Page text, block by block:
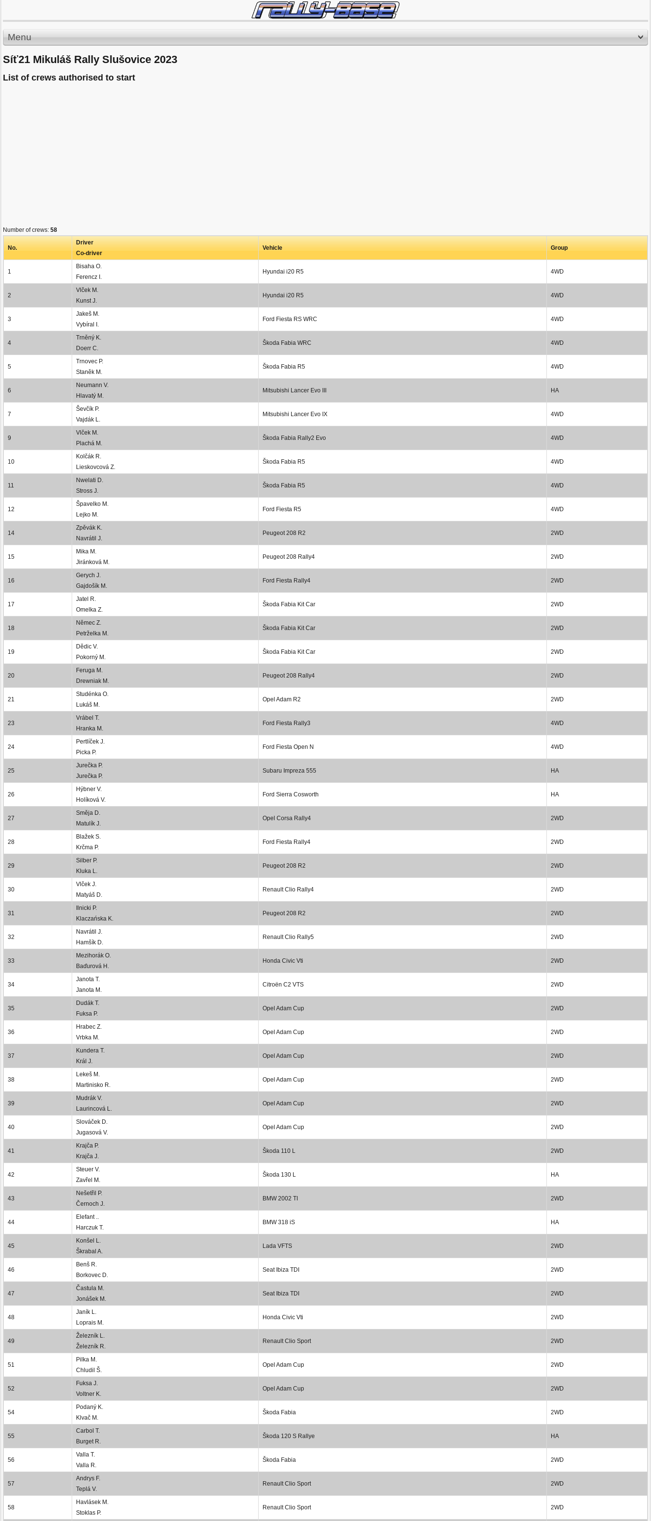
Menu
Síť21 Mikuláš Rally Slušovice 2023
List of crews authorised to start
Number of crews: 58
No.
Driver
Co-driver
Vehicle Group
1
Bisaha O.
Ferencz I.
Hyundai i20 R5 4WD
2
Vlček M.
Kunst J.
Hyundai i20 R5 4WD
3
Jakeš M.
Vybíral I.
Ford Fiesta RS WRC 4WD
4
Trněný K.
Doerr C.
Škoda Fabia WRC 4WD
5
Trnovec P.
Staněk M.
Škoda Fabia R5 4WD
6
Neumann V.
Hlavatý M.
Mitsubishi Lancer Evo III HA
7
Ševčík P.
Vajdák L.
Mitsubishi Lancer Evo IX 4WD
9
Vlček M.
Plachá M.
Škoda Fabia Rally2 Evo 4WD
10
Kolčák R.
Lieskovcová Z.
Škoda Fabia R5 4WD
11
Nwelati D.
Stross J.
Škoda Fabia R5 4WD
12
Špavelko M.
Lejko M.
Ford Fiesta R5 4WD
14
Zpěvák K.
Navrátil J.
Peugeot 208 R2 2WD
15
Mika M.
Jiránková M.
Peugeot 208 Rally4 2WD
16
Gerych J.
Gajdošík M.
Ford Fiesta Rally4 2WD
17
Jatel R.
Omelka Z.
Škoda Fabia Kit Car 2WD
18
Němec Z.
Petrželka M.
Škoda Fabia Kit Car 2WD
19
Dědic V.
Pokorný M.
Škoda Fabia Kit Car 2WD
20
Feruga M.
Drewniak M.
Peugeot 208 Rally4 2WD
21
Studénka O.
Lukáš M.
Opel Adam R2 2WD
23
Vrábel T.
Hranka M.
Ford Fiesta Rally3 4WD
24
Pertlíček J.
Picka P.
Ford Fiesta Open N 4WD
25
Jurečka P.
Jurečka P.
Subaru Impreza 555 HA
26
Hýbner V.
Holíková V.
Ford Sierra Cosworth HA
27
Směja D.
Matulík J.
Opel Corsa Rally4 2WD
28
Blažek S.
Krčma P.
Ford Fiesta Rally4 2WD
29
Silber P.
Kluka L.
Peugeot 208 R2 2WD
30
Vlček J.
Matyáš D.
Renault Clio Rally4 2WD
31
Ilnicki P.
Klaczańska K.
Peugeot 208 R2 2WD
32
Navrátil J.
Hamšík D.
Renault Clio Rally5 2WD
33
Mezihorák O.
Baďurová H.
Honda Civic Vti 2WD
34
Janota T.
Janota M.
Citroën C2 VTS 2WD
35
Dudák T.
Fuksa P.
Opel Adam Cup 2WD
36
Hrabec Z.
Vrbka M.
Opel Adam Cup 2WD
37
Kundera T.
Král J.
Opel Adam Cup 2WD
38
Lekeš M.
Martinisko R.
Opel Adam Cup 2WD
39
Mudrák V.
Laurincová L.
Opel Adam Cup 2WD
40
Slováček D.
Jugasová V.
Opel Adam Cup 2WD
41
Krajča P.
Krajča J.
Škoda 110 L 2WD
42
Steuer V.
Zavřel M.
Škoda 130 L HA
43
Nešetřil P.
Černoch J.
BMW 2002 TI 2WD
44
Elefant ..
Harczuk T.
BMW 318 iS HA
45
Konšel L.
Škrabal A.
Lada VFTS 2WD
46
Benš R.
Borkovec D.
Seat Ibiza TDI 2WD
47
Častula M.
Jonášek M.
Seat Ibiza TDI 2WD
48
Janík L.
Loprais M.
Honda Civic Vti 2WD
49
Železník L.
Železník R.
Renault Clio Sport 2WD
51
Pilka M.
Chludil Š.
Opel Adam Cup 2WD
52
Fuksa J.
Voltner K.
Opel Adam Cup 2WD
54
Podaný K.
Klvač M.
Škoda Fabia 2WD
55
Carbol T.
Burget R.
Škoda 120 S Rallye HA
56
Valla T.
Valla R.
Škoda Fabia 2WD
57
Andrys F.
Teplá V.
Renault Clio Sport 2WD
58
Havlásek M.
Stoklas P.
Renault Clio Sport 2WD